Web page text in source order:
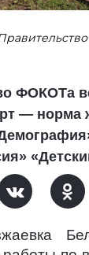
ФОКОТа
— норма